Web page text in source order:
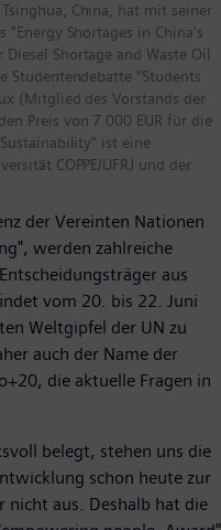
China, hat mit seiner
"Energy Shortages in China's
Diesel Shortage and Waste Oil
Studentendebatte "Students
(Mitglied des Vorstands der
Preis von 7.000 EUR für die
ist eine
COPPE/UFRJ und der
der Vereinten Nationen
werden zahlreiche
aus
vom 20. bis 22. Juni
Weltgipfel der UN zu
auch der Name der
die aktuelle Fragen in
belegt, stehen uns die
schon heute zur
nicht aus. Deshalb hat die